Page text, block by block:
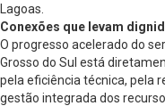
Lagoas.
Conexões que levam
O progresso acelerado do
Grosso do Sul está
pela eficiência técnica, pela
gestão integrada dos